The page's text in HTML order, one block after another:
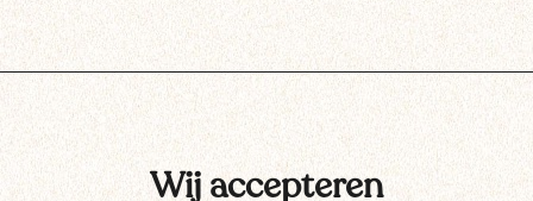
Wij accepteren